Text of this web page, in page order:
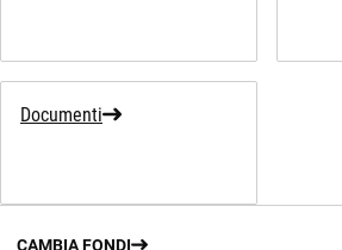
Documenti
CAMBIA FONDI